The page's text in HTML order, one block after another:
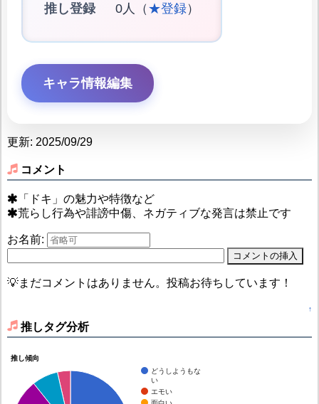
推し登録 0人（ ★登録）
キャラ情報編集
更新: 2025/09/29
コメント
「ドキ」の魅力や特徴など
荒らし行為や誹謗中傷、ネガティブな発言は禁止です
お名前:
💡まだコメントはありません。投稿お待ちしています！
↑
推しタグ分析
推し傾向
どうしようもな
い
エモい